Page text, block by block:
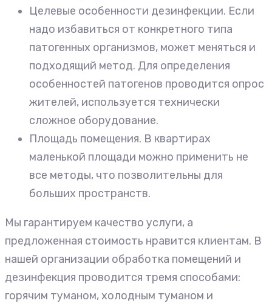
Целевые особенности дезинфекции. Если
надо избавиться от конкретного типа
патогенных организмов, может меняться и
подходящий метод. Для определения
особенностей патогенов проводится опрос
жителей, используется технически
сложное оборудование.
Площадь помещения. В квартирах
маленькой площади можно применить не
все методы, что позволительны для
больших пространств.
Мы гарантируем качество услуги, а
предложенная стоимость нравится клиентам. В
нашей организации обработка помещений и
дезинфекция проводится тремя способами:
горячим туманом, холодным туманом и